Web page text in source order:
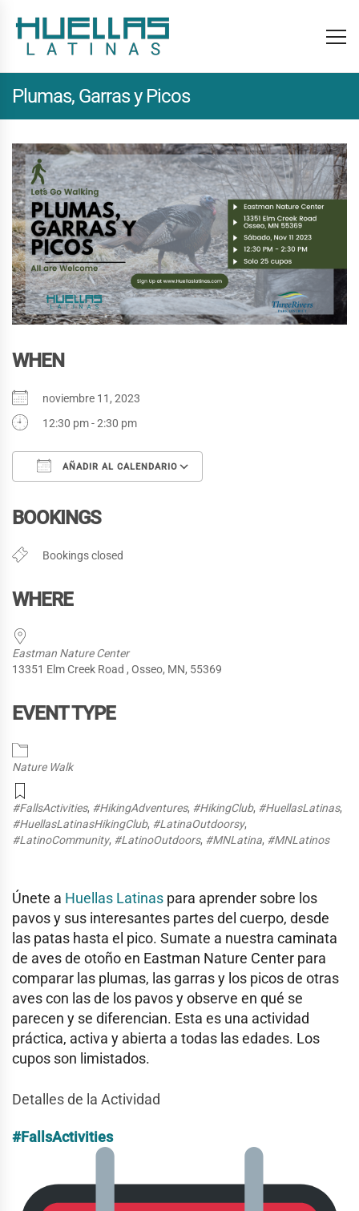
Plumas, Garras y Picos
WHEN
noviembre 11, 2023
12:30 pm - 2:30 pm
AÑADIR AL CALENDARIO
BOOKINGS
Bookings closed
WHERE
Eastman Nature Center
13351 Elm Creek Road , Osseo, MN, 55369
EVENT TYPE
Nature Walk
#FallsActivities, #HikingAdventures, #HikingClub, #HuellasLatinas,
#HuellasLatinasHikingClub, #LatinaOutdoorsy,
#LatinoCommunity, #LatinoOutdoors, #MNLatina, #MNLatinos
Únete a Huellas Latinas para aprender sobre los
pavos y sus interesantes partes del cuerpo, desde
las patas hasta el pico. Sumate a nuestra caminata
de aves de otoño en Eastman Nature Center para
comparar las plumas, las garras y los picos de otras
aves con las de los pavos y observe en qué se
parecen y se diferencian. Esta es una actividad
práctica, activa y abierta a todas las edades. Los
cupos son limistados.
Detalles de la Actividad
#FallsActivities